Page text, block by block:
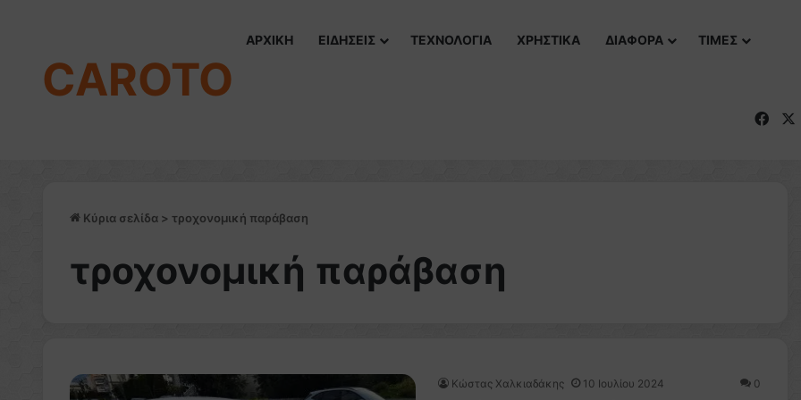
CAROTO
ΑΡΧΙΚΗ ΕΙΔΗΣΕΙΣ ΤΕΧΝΟΛΟΓΙΑ ΧΡΗΣΤΙΚΑ ΔΙΑΦΟΡΑ ΤΙΜΕΣ
Κύρια σελίδα > τροχονομική παράβαση
τροχονομική παράβαση
Κώστας Χαλκιαδάκης 10 Ιουλίου 2024 0